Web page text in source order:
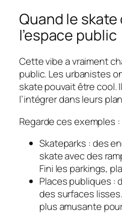
Quand le
l’espace public
Cette vibe a vraiment
public. Les urbanistes
skate pouvait être cool.
l’intégrer dans leurs
Regarde ces exemples :
Skateparks : des
skate avec des
Fini les parkings,
Places publiques :
des surfaces
plus amusante